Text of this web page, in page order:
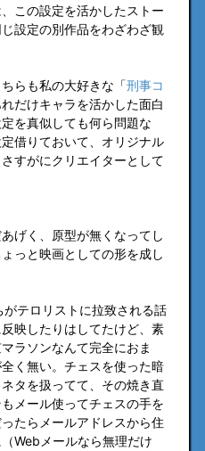
この設定を活かしたストー
設定の別作品をわざわざ観
らも私の大好きな「刑事コ
だけキャラを活かした面白
を真似しても何ら問題な
借りておいて、オリジナル
すがにクリエイターとして
げく、原型が無くなってし
っと映画としての形を成し
テロリストに拉致される話
映したりはしてたけど、素
ラソンなんて完全におま
く無い。チェスを使った暗
タを扱ってて、その焼き直
メール使ってチェスの手を
たらメールアドレスから住
Webメールなら無理だけ